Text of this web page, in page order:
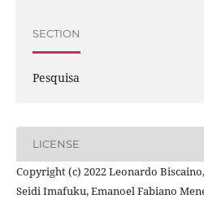
SECTION
Pesquisa
LICENSE
Copyright (c) 2022 Leonardo
Seidi Imafuku, Emanoel Fabiano